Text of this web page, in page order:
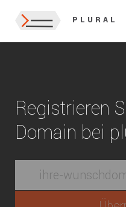
PLURAL
Registrieren
Domain bei